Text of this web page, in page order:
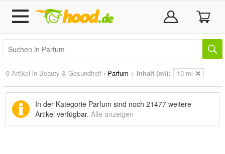
0 Artikel in Beauty & Gesundheit › Parfum > Inhalt (ml): 10 ml
In der Kategorie Parfum sind noch 21477 weitere
Artikel verfügbar. Alle anzeigen